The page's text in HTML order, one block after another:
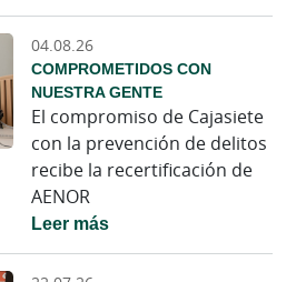
04.08.26
COMPROMETIDOS CON
NUESTRA GENTE
El compromiso de Cajasiete
con la prevención de delitos
recibe la recertificación de
AENOR
Leer más